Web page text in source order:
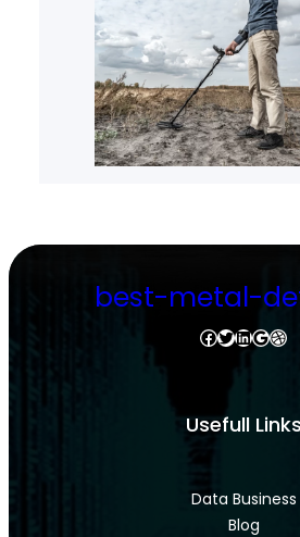
best-metal-
Facebook Twitter LinkedIn Google Dribbble
Usefull Links
Data Business
Blog